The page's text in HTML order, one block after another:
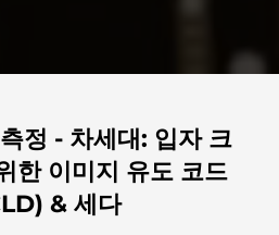
정 - 차세대: 입자 크
한 이미지 유도 코드
& 세다